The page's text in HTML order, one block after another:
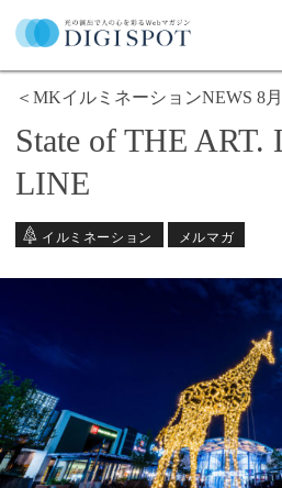
＜MKイルミネーションNEWS 8
State of THE
LINE
イルミネーション メルマガ